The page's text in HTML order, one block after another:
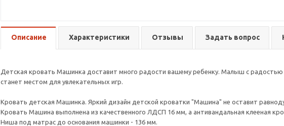
Описание Характеристики Отзывы Задать вопрос
Детская кровать Машинка доставит много радости вашему ребенку. Малыш с радостью
станет местом для увлекательных игр.
Кровать детская Машинка. Яркий дизайн детской кроватки "Машина" не оставит
Кровать Машина выполнена из качественного ЛДСП 16 мм, а антивандальная клееная
Ниша под матрас до основания машинки - 136 мм.